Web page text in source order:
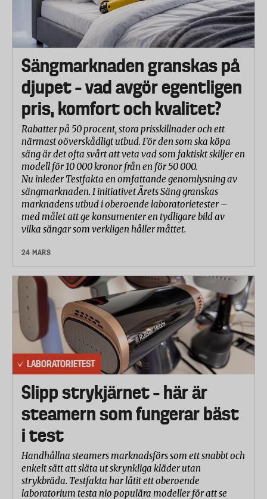
Sängmarknaden granskas på
djupet – vad avgör egentligen
pris, komfort och kvalitet?
Rabatter på 50 procent, stora prisskillnader och ett
närmast oöverskådligt utbud. För den som ska köpa
säng är det ofta svårt att veta vad som faktiskt skiljer en
modell för 10 000 kronor från en för 50 000.
Nu inleder Testfakta en omfattande genomlysning av
sängmarknaden. I initiativet Årets Säng granskas
marknadens utbud i oberoende laboratorietester –
med målet att ge konsumenter en tydligare bild av
vilka sängar som verkligen håller måttet.
24 MARS
LABORATORIETEST
Slipp strykjärnet – här är
steamern som fungerar bäst
i test
Handhållna steamers marknadsförs som ett snabbt och
enkelt sätt att släta ut skrynkliga kläder utan
strykbräda. Testfakta har låtit ett oberoende
laboratorium testa nio populära modeller för att se